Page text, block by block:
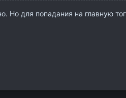
Но для попадания на главную